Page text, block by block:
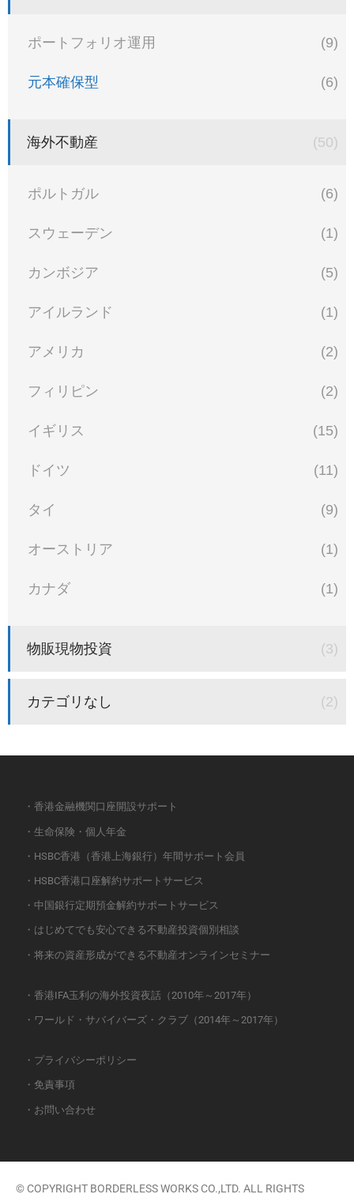
ポートフォリオ運用 (9)
元本確保型 (6)
海外不動産 (50)
ポルトガル (6)
スウェーデン (1)
カンボジア (5)
アイルランド (1)
アメリカ (2)
フィリピン (2)
イギリス (15)
ドイツ (11)
タイ (9)
オーストリア (1)
カナダ (1)
物販現物投資 (3)
カテゴリなし (2)
・香港金融機関口座開設サポート
・生命保険・個人年金
・HSBC香港（香港上海銀行）年間サポート会員
・HSBC香港口座解約サポートサービス
・中国銀行定期預金解約サポートサービス
・はじめてでも安心できる不動産投資個別相談
・将来の資産形成ができる不動産オンラインセミナー
・香港IFA玉利の海外投資夜話（2010年～2017年）
・ワールド・サバイバーズ・クラブ（2014年～2017年）
・プライバシーポリシー
・免責事項
・お問い合わせ
© COPYRIGHT BORDERLESS WORKS CO.,LTD. ALL RIGHTS